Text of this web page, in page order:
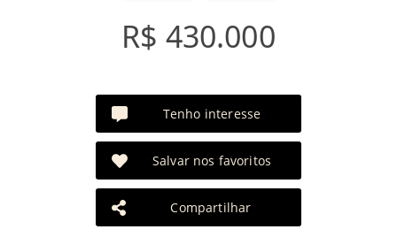
R$ 430.000
Tenho interesse
Salvar nos favoritos
Compartilhar